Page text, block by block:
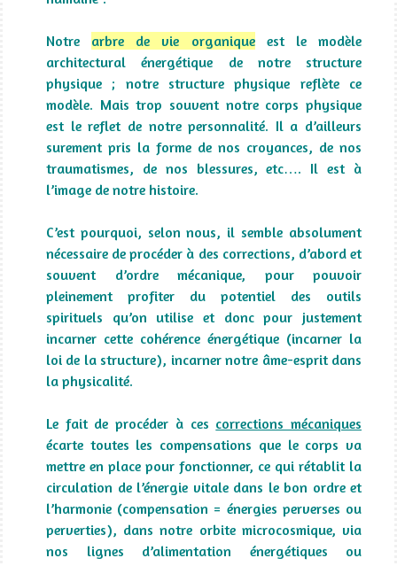
Notre arbre de vie organiqueest le modèle
architectural énergétique de notre structure
physique ; notre structure physique reflète ce
modèle. Mais trop souvent notre corps physique
est le reflet de notre personnalité. Il a d’ailleurs
surement pris la forme de nos croyances, de nos
traumatismes, de nos blessures, etc…. Il est à
l’image de notre histoire.
C’est pourquoi, selon nous, il semble absolument
nécessaire de procéder à des corrections, d’abord et
souvent d’ordre mécanique, pour pouvoir
pleinement profiter du potentiel des outils
spirituels qu’on utilise et donc pour justement
incarner cette cohérence énergétique (incarner la
loi de la structure), incarner notre âme-esprit dans
la physicalité.
Le fait de procéder à ces corrections mécaniques
écarte toutes les compensations que le corps va
mettre en place pour fonctionner, ce qui rétablit la
circulation de l’énergie vitale dans le bon ordre et
l’harmonie (compensation = énergies perverses ou
perverties), dans notre orbite microcosmique, via
nos lignes d’alimentation énergétiques ou